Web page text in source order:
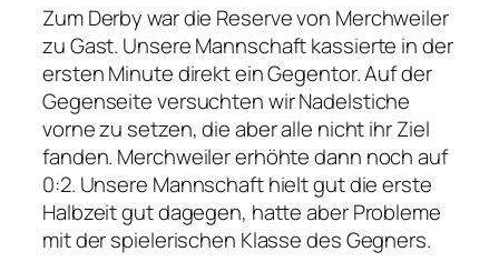
Zum Derby war die Reserve von Merchweiler
zu Gast. Unsere Mannschaft kassierte in der
ersten Minute direkt ein Gegentor. Auf der
Gegenseite versuchten wir Nadelstiche
vorne zu setzen, die aber alle nicht ihr Ziel
fanden. Merchweiler erhöhte dann noch auf
0:2. Unsere Mannschaft hielt gut die erste
Halbzeit gut dagegen, hatte aber Probleme
mit der spielerischen Klasse des Gegners.